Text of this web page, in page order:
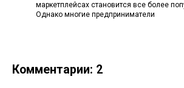
маркетплейсах становится все более
Однако многие предприниматели
Комментарии: 2